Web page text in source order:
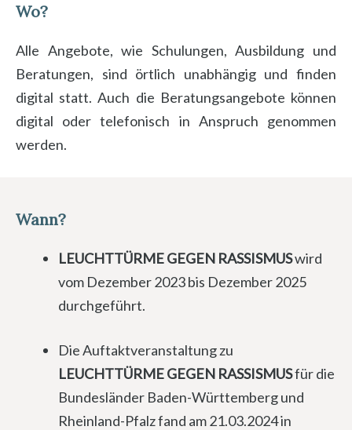
Wo?
Alle Angebote, wie Schulungen, Ausbildung und
Beratungen, sind örtlich unabhängig und finden
digital statt. Auch die Beratungsangebote können
digital oder telefonisch in Anspruch genommen
werden.
Wann?
LEUCHTTÜRME GEGEN RASSISMUSwird
vom Dezember 2023 bis Dezember 2025
durchgeführt.
Die Auftaktveranstaltung zu
LEUCHTTÜRME GEGEN RASSISMUSfür die
Bundesländer Baden-Württemberg und
Rheinland-Pfalz fand am 21.03.2024 in